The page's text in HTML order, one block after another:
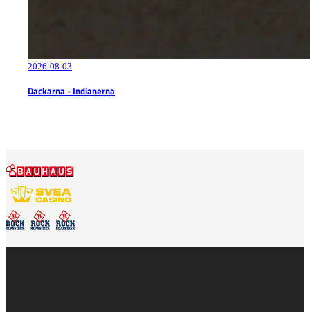
2026-08-03
Dackarna - Indianerna